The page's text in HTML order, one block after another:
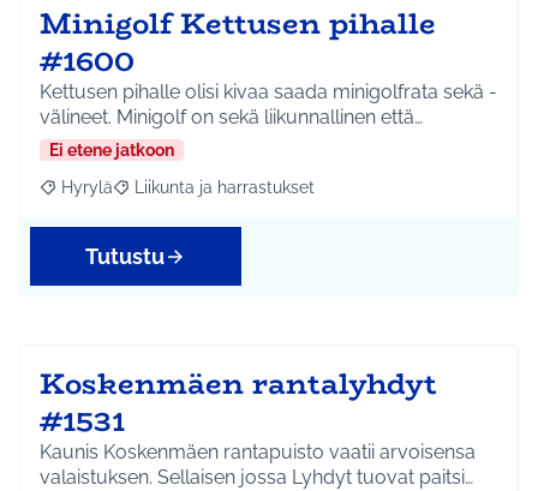
Minigolf Kettusen pihalle
#1600
Kettusen pihalle olisi kivaa saada minigolfrata sekä -
välineet. Minigolf on sekä liikunnallinen että…
Ei etene jatkoon
Rajaa tulokset aihepiirin mukaan: Hyrylä
Hyrylä Rajaa tulokset teeman mukaan: Liikunta ja
Liikunta ja harrastukset
Tutustu
Koskenmäen rantalyhdyt
#1531
Kaunis Koskenmäen rantapuisto vaatii arvoisensa
valaistuksen. Sellaisen jossa Lyhdyt tuovat paitsi…